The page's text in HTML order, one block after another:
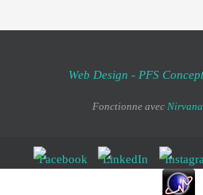
Web Design - PFS
Fonctionne avec Nirvana